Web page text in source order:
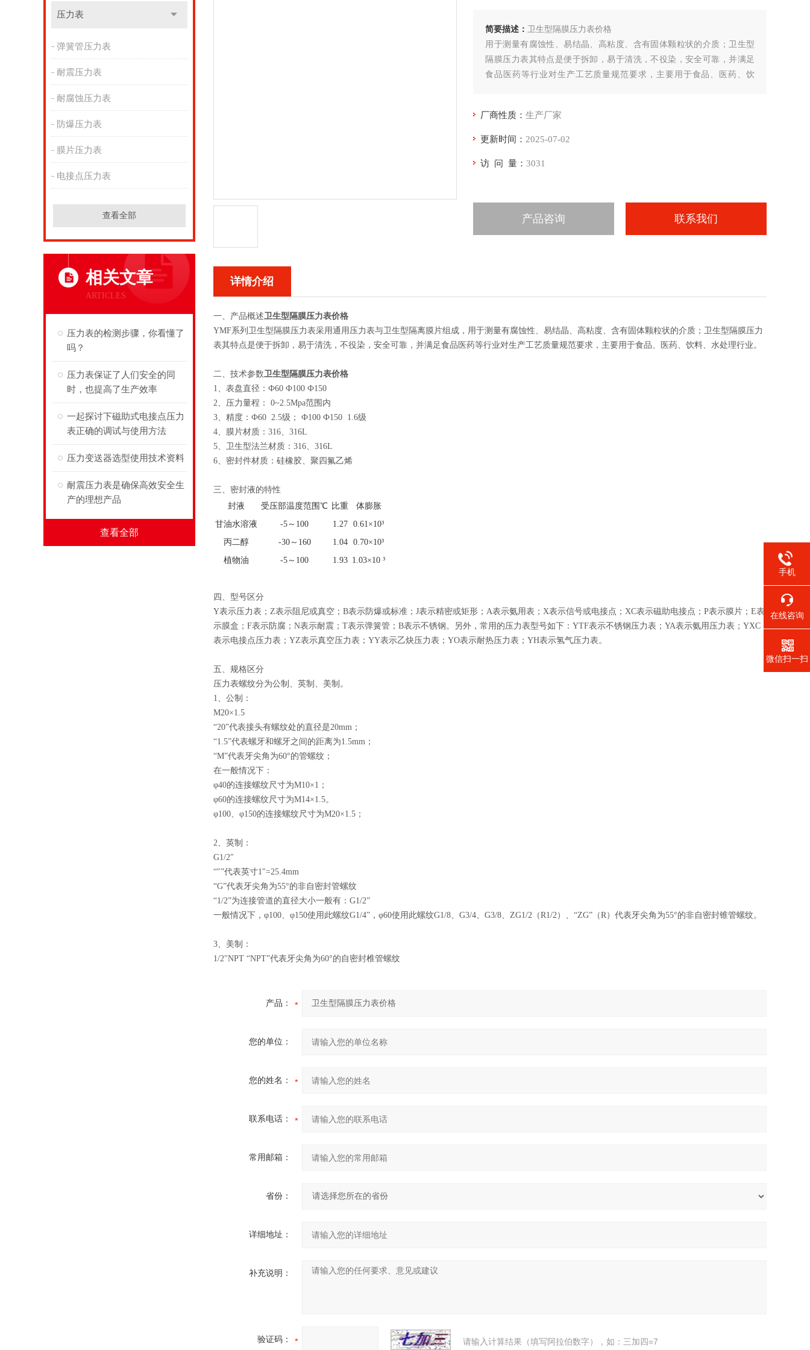
压力表
弹簧管压力表
耐震压力表
耐腐蚀压力表
防爆压力表
膜片压力表
电接点压力表
查看全部
相关文章
ARTICLES
压力表的检测步骤，你看懂了
吗？
压力表保证了人们安全的同
时，也提高了生产效率
一起探讨下磁助式电接点压力
表正确的调试与使用方法
压力变送器选型使用技术资料
耐震压力表是确保高效安全生
产的理想产品
查看全部
简要描述： 卫生型隔膜压力表价格
用于测量有腐蚀性、易结晶、高粘度、含有固体颗粒状的介质；卫生型
隔膜压力表其特点是便于拆卸，易于清洗，不役染，安全可靠，并满足
食品医药等行业对生产工艺质量规范要求，主要用于食品、医药、饮
厂商性质：生产厂家
更新时间： 2025-07-02
访 问 量：3031
产品咨询 联系我们
详情介绍
一、产品概述卫生型隔膜压力表价格
YMF系列卫生型隔膜压力表采用通用压力表与卫生型隔离膜片组成，用于测量有腐蚀性、易结晶、高粘度、含有固体颗粒状的介质；卫生型隔膜压力
表其特点是便于拆卸，易于清洗，不役染，安全可靠，并满足食品医药等行业对生产工艺质量规范要求，主要用于食品、医药、饮料、水处理行业。
二、技术参数卫生型隔膜压力表价格
1、表盘直径：Ф60 Ф100 Ф150
2、压力量程： 0~2.5Mpa范围内
3、精度：Ф60 2.5级； Ф100 Ф150 1.6级
4、膜片材质：316、316L
5、卫生型法兰材质：316、316L
6、密封件材质：硅橡胶、聚四氟乙烯
三、密封液的特性
封液
受压部温度范围℃ 比重
体膨胀
甘油水溶液
-5～100 1.27
0.61×10³
丙二醇
-30～160 1.04
0.70×10³
植物油
-5～100 1.93 1.03×10 ³
四、型号区分
Y表示压力表；Z表示阻尼或真空；B表示防爆或标准；J表示精密或矩形；A表示氨用表；X表示信号或电接点；XC表示磁助电接点；P表示膜片；E表
示膜盒；F表示防腐；N表示耐震；T表示弹簧管；B表示不锈钢。另外，常用的压力表型号如下：YTF表示不锈钢压力表；YA表示氨用压力表；YXC
表示电接点压力表；YZ表示真空压力表；YY表示乙炔压力表；YO表示耐热压力表；YH表示氢气压力表。
五、规格区分
压力表螺纹分为公制、英制、美制。
1、公制：
M20×1.5
“20”代表接头有螺纹处的直径是20mm；
“1.5”代表螺牙和螺牙之间的距离为1.5mm；
“M”代表牙尖角为60°的管螺纹；
在一般情况下：
φ40的连接螺纹尺寸为M10×1；
φ60的连接螺纹尺寸为M14×1.5。
φ100、φ150的连接螺纹尺寸为M20×1.5；
2、英制：
G1/2″
“″”代表英寸1″=25.4mm
“G”代表牙尖角为55°的非自密封管螺纹
“1/2”为连接管道的直径大小一般有：G1/2”
一般情况下，φ100、φ150使用此螺纹G1/4”，φ60使用此螺纹G1/8、G3/4、G3/8、ZG1/2（R1/2）、“ZG”（R）代表牙尖角为55°的非自密封锥管螺纹。
3、美制：
1/2″NPT “NPT”代表牙尖角为60°的自密封椎管螺纹
产品：
您的单位：
您的姓名：
联系电话：
常用邮箱：
省份：
详细地址：
补充说明：
验证码： 请输入计算结果（填写阿拉伯数字），如：三加四=7
手机
在线咨询
微信扫一扫